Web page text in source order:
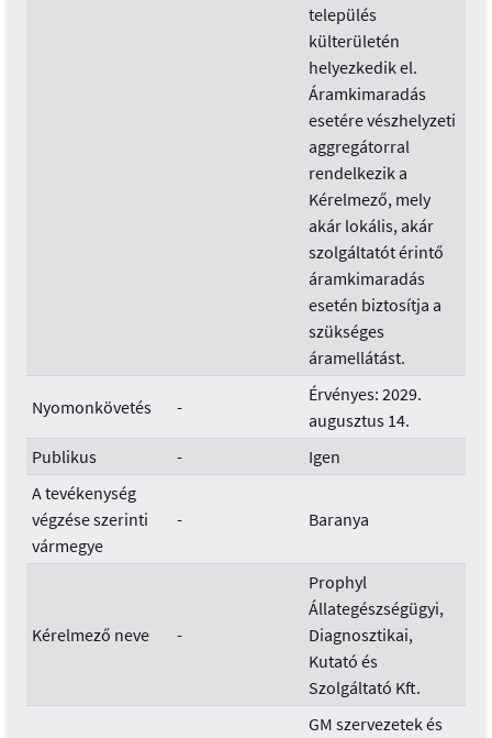
település
külterületén
helyezkedik el.
Áramkimaradás
esetére vészhelyzeti
aggregátorral
rendelkezik a
Kérelmező, mely
akár lokális, akár
szolgáltatót érintő
áramkimaradás
esetén biztosítja a
szükséges
áramellátást.
Nyomonkövetés -
Érvényes: 2029.
augusztus 14.
Publikus
-
Igen
A tevékenység
végzése szerinti
vármegye
- Baranya
Kérelmező neve -
Prophyl
Állategészségügyi,
Diagnosztikai,
Kutató és
Szolgáltató Kft.
GM szervezetek és